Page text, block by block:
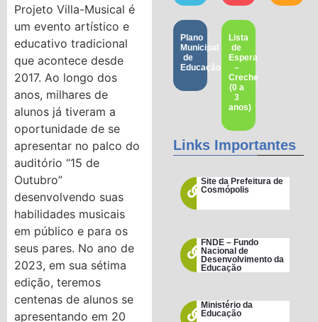
Projeto Villa-Musical é
um evento artístico e
educativo tradicional
que acontece desde
2017. Ao longo dos
anos, milhares de
alunos já tiveram a
oportunidade de se
apresentar no palco do
auditório “15 de
Outubro”
desenvolvendo suas
habilidades musicais
em público e para os
seus pares. No ano de
2023, em sua sétima
edição, teremos
centenas de alunos se
apresentando em 20
Plano
Municipal
de
Educação
Lista
de
Espera
–
Creche
(0 a
3
anos)
Links Importantes
Site da Prefeitura de
Cosmópolis
FNDE – Fundo
Nacional de
Desenvolvimento da
Educação
Ministério da
Educação